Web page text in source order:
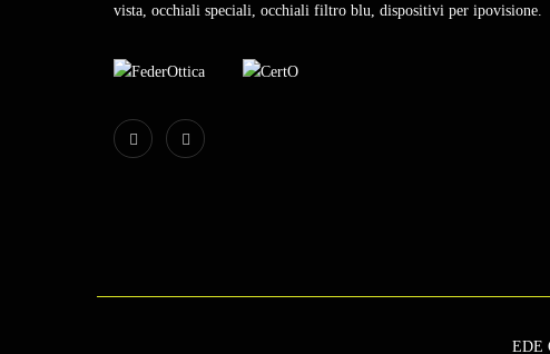
vista, occhiali speciali, occhiali filtro blu, dispositivi per ipovisione.
EDE